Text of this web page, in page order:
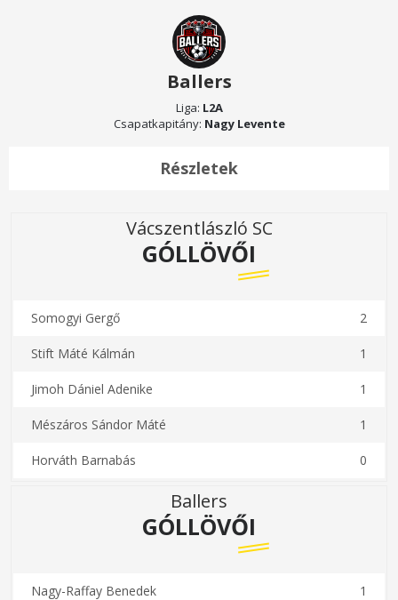
Ballers
Liga: L2A
Csapatkapitány: Nagy Levente
Részletek
Vácszentlászló SC
GÓLLÖVŐI
Somogyi Gergő 2
Stift Máté Kálmán 1
Jimoh Dániel Adenike 1
Mészáros Sándor Máté 1
Horváth Barnabás 0
Ballers
GÓLLÖVŐI
Nagy-Raffay Benedek 1